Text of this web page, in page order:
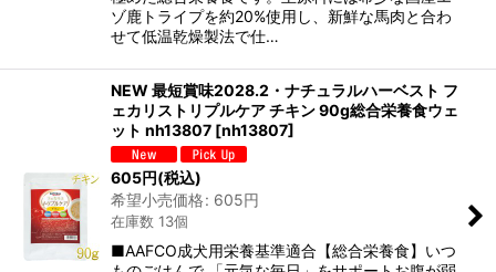
ゾ鹿トライプを約20%使用し、新鮮な馬肉と合わ
せて低温乾燥製法で仕…
NEW 最短賞味2028.2・ナチュラルハーベスト フ
ェカリストリプルケア チキン 90g総合栄養食ウェ
ット nh13807 [nh13807]
605円(税込)
希望小売価格: 605円
在庫数 13個
■AAFCO成犬用栄養基準適合【総合栄養食】いつ